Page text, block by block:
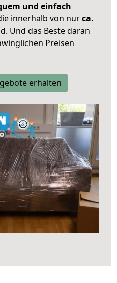
und einfach
innerhalb von nurca.
Und das Beste daran
Preisen
erhalten